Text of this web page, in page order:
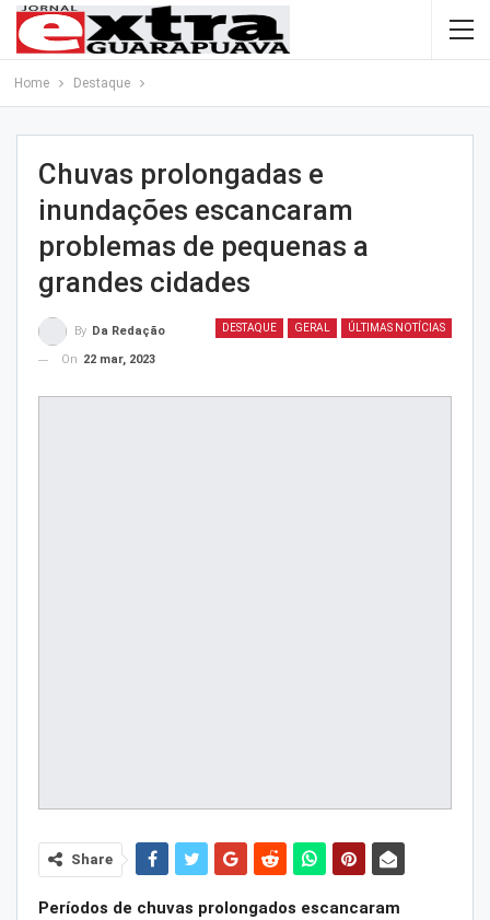
Home Destaque
Chuvas prolongadas e
inundações escancaram
problemas de pequenas a
grandes cidades
DESTAQUE GERAL ÚLTIMAS NOTÍCIAS
By Da Redação
On 22 mar, 2023
Share
Períodos de chuvas prolongados escancaram